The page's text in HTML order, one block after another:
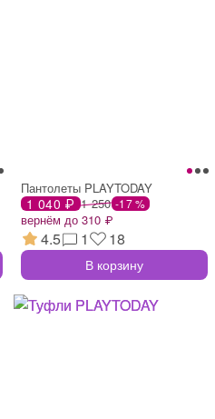
Пантолеты PLAYTODAY
1 040 ₽ 1 250 -17 %
вернём до 310 ₽
4.5 1 18
В корзину